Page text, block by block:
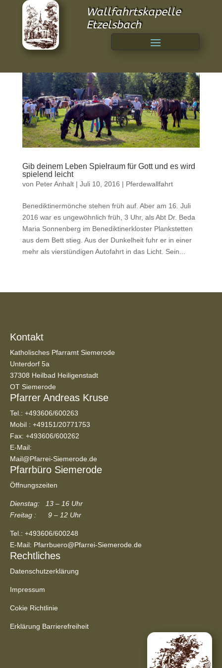
Wallfahrtskapelle
Etzelsbach
Gib deinem Leben Spielraum für Gott und es wird
spielend leicht
von Peter Anhalt| Juli 10, 2016 | Pferdewallfahrt
Benediktinermönche stehen früh auf. Aber am 16. Juli
2016 war es ungewöhnlich früh, 3 Uhr, als Abt Dr. Beda
Maria Sonnenberg im Benediktinerkloster Plankstetten
aus dem Bett stieg. Aus der Dunkelheit fuhr er in einer
mehr als vierstündigen Autofahrt in das Licht. Sein...
Kontakt
Katholisches Pfarramt Siemerode
Unterdorf 5a
37308 Heilbad Heiligenstadt
OT Siemerode
Pfarrer Andreas Kruse
Tel.:+493606/600263
Mobil :+49151/20771753
Fax: +493606/600262
E-Mail:
Mail@Pfarrei-Siemerode.de
Pfarrbüro Siemerode
Öffnungszeiten
Dienstag: 13 – 16 Uhr
Freitag : 9 – 12 Uhr
Tel.:+493606/600248
E-Mail: Pfarrbuero@Pfarrei-Siemerode.de
Rechtliches
Datenschutzerklärung
Impressum
Cokie Richtlinie
Erklärung Barrierefreiheit